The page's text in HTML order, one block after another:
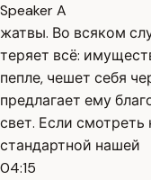
Speaker A
жатвы. Во всяком
теряет всё:
пепле, чешет себя
предлагает ему
свет. Если смотреть
стандартной нашей
04:15